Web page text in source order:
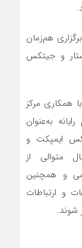
هم‌زمان
و جیتکس
همکاری مرکز
به‌عنوان
ایمپکت و
متوالی از
و همچنین
و ارتباطات
شوند.